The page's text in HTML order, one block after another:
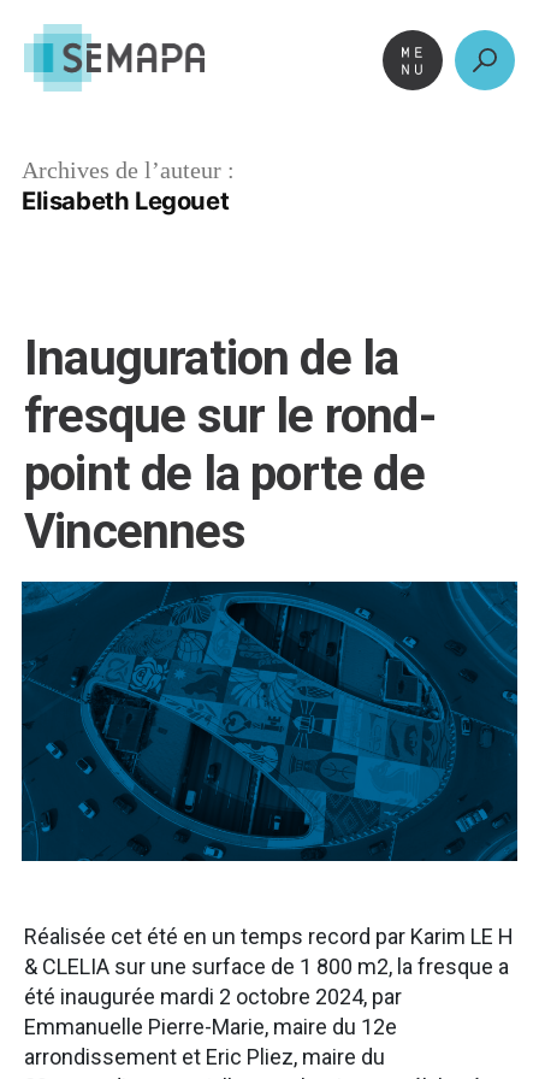
contenu
Archives de l’auteur :
Elisabeth Legouet
Inauguration de la
fresque sur le rond-
point de la porte de
Vincennes
Réalisée cet été en un temps record par Karim LE H
& CLELIA sur une surface de 1 800 m2, la fresque a
été inaugurée mardi 2 octobre 2024, par
Emmanuelle Pierre-Marie, maire du 12e
arrondissement et Eric Pliez, maire du